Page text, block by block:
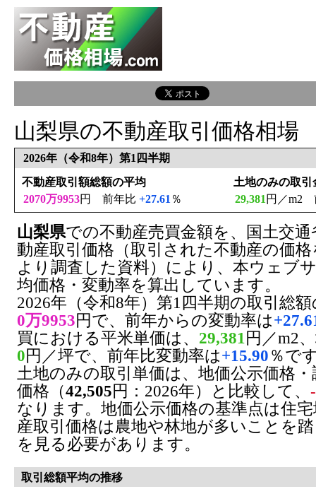
山梨県の不動産取引価格相場
2026年（令和8年）第1四半期
不動産取引額総額の平均
2070万9953円 前年比 +27.61 ％
土地のみの取
29,381 円／m2
山梨県での不動産売買金額を、国土交
動産取引価格（取引された不動産の価
より調査した資料）により、本ウェブ
均価格・変動率を算出しています。
2026年（令和8年）第1四半期の取引総
0万9953 円で、前年からの変動率は
買における平米単価は、 29,381 円／m2
0 円／坪で、前年比変動率は+15.90 ％で
土地のみの取引単価は、地価公示価格
価格（42,505 円：2026年）と比較して、
なります。地価公示価格の基準点は住
産取引価格は農地や林地が多いことを
を見る必要があります。
取引総額平均の推移